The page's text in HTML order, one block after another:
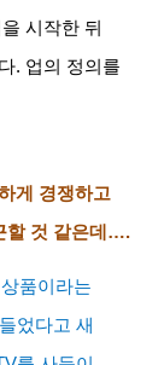
시작한 뒤
. 업의 정의를
게 경쟁하고
것 같은데 ….
상품이라는
었다고 새